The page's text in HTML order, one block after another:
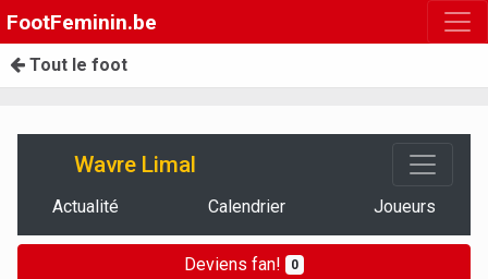
FootFeminin.be
Tout le foot
Wavre Limal
Actualité Calendrier Joueurs
Deviens fan! 0